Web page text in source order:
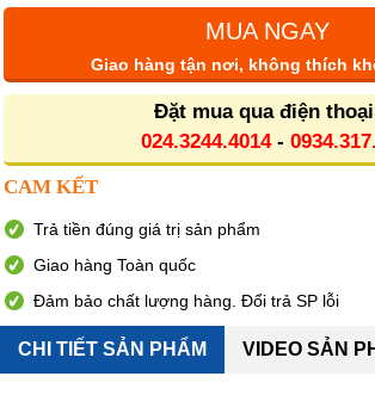
MUA NGAY
Giao hàng tận nơi, không thích
Đặt mua qua điện
024.3244.4014-
CAM KẾT
Trả tiền đúng giá trị sản phẩm
Giao hàng Toàn quốc
Đảm bảo chất lượng hàng. Đổi trả SP lỗi
CHI TIẾT SẢN PHẨM VIDEO SẢN